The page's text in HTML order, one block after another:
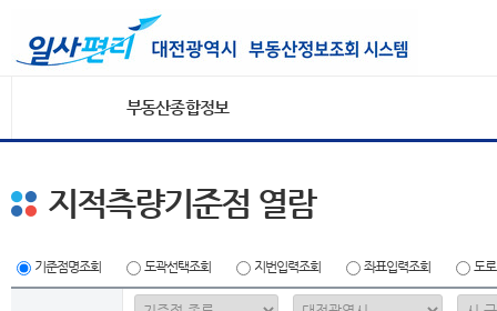
부동산종합정보
지적측량기준점 열람
기준점명조회 도곽선택조회 지번입력조회 좌표입력조회 도